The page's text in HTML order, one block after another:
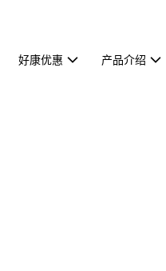
好康优惠 产品介绍